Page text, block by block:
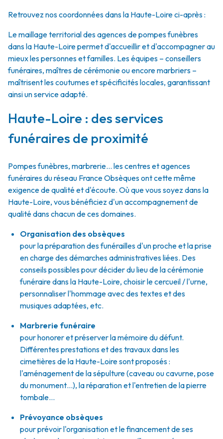
Retrouvez nos coordonnées dans la Haute-Loire ci-après :
Le maillage territorial des agences de pompes funèbres
dans la Haute-Loire permet d'accueillir et d'accompagner au
mieux les personnes et familles. Les équipes – conseillers
funéraires, maîtres de cérémonie ou encore marbriers –
maîtrisent les coutumes et spécificités locales, garantissant
ainsi un service adapté.
Haute-Loire : des services
funéraires de proximité
Pompes funèbres, marbrerie… les centres et agences
funéraires du réseau France Obsèques ont cette même
exigence de qualité et d'écoute. Où que vous soyez dans la
Haute-Loire, vous bénéficiez d'un accompagnement de
qualité dans chacun de ces domaines.
Organisation des obsèques
pour la préparation des funérailles d'un proche et la prise
en charge des démarches administratives liées. Des
conseils possibles pour décider du lieu de la cérémonie
funéraire dans la Haute-Loire, choisir le cercueil / l'urne,
personnaliser l'hommage avec des textes et des
musiques adaptées, etc.
Marbrerie funéraire
pour honorer et préserver la mémoire du défunt.
Différentes prestations et des travaux dans les
cimetières de la Haute-Loire sont proposés :
l'aménagement de la sépulture (caveau ou cavurne, pose
du monument…), la réparation et l'entretien de la pierre
tombale…
Prévoyance obsèques
pour prévoir l'organisation et le financement de ses